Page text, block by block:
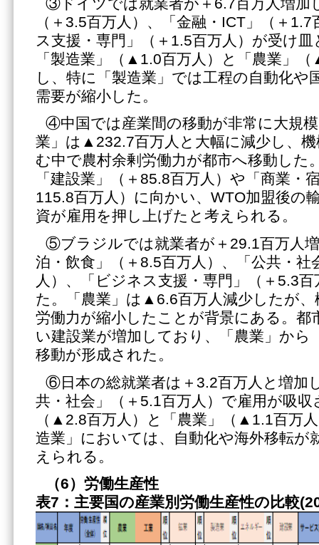
（＋3.5百万人）、「金融・ICT」（＋
ス支援・専門」（＋1.5百万人）が受け
「製造業」（▲1.0百万人）と「農業」
し、特に「製造業」では工程の自動化や
需要が縮小した。
④中国では産業間の移動が非常に大規
業」は▲232.7百万人と大幅に減少し、
む中で農村余剰労働力が都市へ移動した
「建設業」（＋85.8百万人）や「商業・
115.8百万人）に向かい、WTO加盟後の
資が雇用を押し上げたと考えられる。
⑤ブラジルでは就業者が＋29.1百万人
泊・飲食」（＋8.5百万人）、「公共・社
人）、「ビジネス支援・専門」（＋5.3
た。「農業」は▲6.6百万人減少したが、
労働力が縮小したことが背景にある。都
い建設業が増加しており、「農業」から
移動が形成された。
⑥日本の総就業者は＋3.2百万人と増加
共・社会」（＋5.1百万人）で雇用が吸
（▲2.8百万人）と「農業」（▲1.1百万
造業」においては、自動化や海外移転が
えられる。
（6）労働生産性
表7：主要国の産業別労働生産性の比較